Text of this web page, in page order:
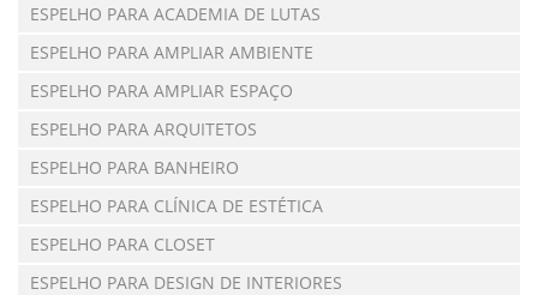
ESPELHO PARA ACADEMIA DE LUTAS
ESPELHO PARA AMPLIAR AMBIENTE
ESPELHO PARA AMPLIAR ESPAÇO
ESPELHO PARA ARQUITETOS
ESPELHO PARA BANHEIRO
ESPELHO PARA CLÍNICA DE ESTÉTICA
ESPELHO PARA CLOSET
ESPELHO PARA DESIGN DE INTERIORES